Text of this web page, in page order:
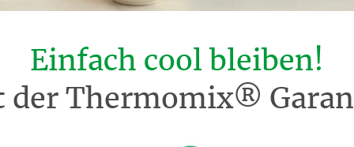
Einfach cool bleiben!
der Thermomix®